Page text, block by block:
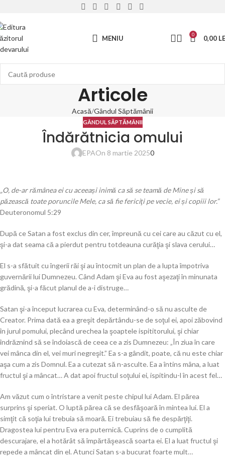
MENIU 0 0,00
Articole
Acasă Gândul Săptămânii
GÂNDUL SĂPTĂMÂNII
Îndărătnicia omului
EPAOn 8 martie 20250
„O, de-ar rămânea ei cu aceeași inimă ca să se teamă de Mine și să
păzească toate poruncile Mele, ca să fie fericiţi pe vecie, ei și copiii lor.”
Deuteronomul 5:29
După ce Satan a fost exclus din cer, împreună cu cei care au căzut cu el,
şi-a dat seama că a pierdut pentru totdeauna curăţia şi slava cerului…
El s-a sfătuit cu îngerii răi şi au întocmit un plan de a lupta împotriva
guvernării lui Dumnezeu. Când Adam şi Eva au fost aşezaţi în minunata
grădină, şi-a făcut planul de a-i distruge…
Satan şi-a început lucrarea cu Eva, determinând-o să nu asculte de
Creator. Prima dată ea a greşit depărtându-se de soţul ei, apoi zăbovind
în jurul pomului, plecând urechea la şoaptele ispititorului, şi chiar
îndrăznind să se îndoiască de ceea ce a zis Dumnezeu: „În ziua în care
vei mânca din el, vei muri negreşit.” Ea s-a gândit, poate, că nu este chiar
aşa cum a zis Domnul. Ea a cutezat să n-asculte. Ea a întins mâna, a luat
fructul şi a mâncat… A dat apoi fructul soţului ei, ispitindu-l în acest fel…
Am văzut cum o întristare a venit peste chipul lui Adam. El părea
surprins şi speriat. O luptă părea că se desfăşoară în mintea lui. El a
simţit că soţia lui trebuia să moară. Ei trebuiau să fie despărţiţi.
Dragostea lui pentru Eva era puternică. Cuprins de o cumplită
descurajare, el a hotărât să împărtăşească soarta ei. El a luat fructul şi
repede a mâncat din el. Atunci Satan s-a bucurat foarte mult…